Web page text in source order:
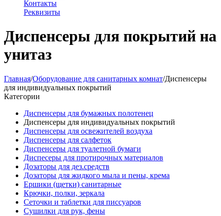
Контакты
Реквизиты
Диспенсеры для покрытий на
унитаз
Главная/Оборудование для санитарных комнат/Диспенсеры
для индивидуальных покрытий
Категории
Диспенсеры для бумажных полотенец
Диспенсеры для индивидуальных покрытий
Диспенсеры для освежителей воздуха
Диспенсеры для салфеток
Диспенсеры для туалетной бумаги
Диспесеры для протирочных материалов
Дозаторы для дез.средств
Дозаторы для жидкого мыла и пены, крема
Ершики (щетки) санитарные
Крючки, полки, зеркала
Сеточки и таблетки для писсуаров
Сушилки для рук, фены